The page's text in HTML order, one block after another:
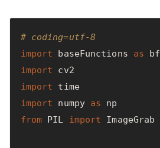
# coding=utf-8
import
baseFunctions as
bf
import
cv2
import
time
import
numpy as
np
from PIL import ImageGrab